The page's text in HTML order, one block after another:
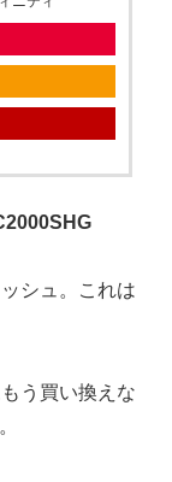
シュ。これは
う買い換えな